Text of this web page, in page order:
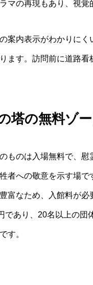
マの再現もあり、視覚
案内表示がわかりに
ます。訪問前に道路看
塔の無料ゾ
ものは入場無料で、
者への敬意を示す場
富なため、入館料が必
であり、20名以上の団
す。